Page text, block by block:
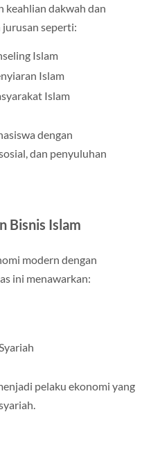
keahlian dakwah dan
seperti:
Islam
Islam
Islam
dengan
dan penyuluhan
Bisnis Islam
modern dengan
ini menawarkan:
pelaku ekonomi yang